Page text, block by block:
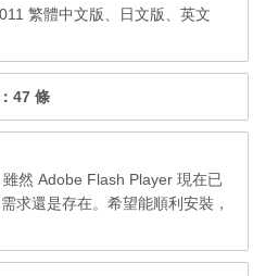
繁體中文版、日文版、英文
47 條
然 Adobe Flash Player 現在已
求還是存在。希望能順利安裝，